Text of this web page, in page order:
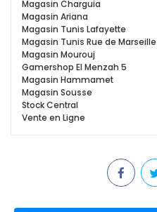
Magasin Charguia
Magasin Ariana
Magasin Tunis Lafayette
Magasin Tunis Rue de Marseille
Magasin Mourouj
Gamershop El Menzah 5
Magasin Hammamet
Magasin Sousse
Stock Central
Vente en Ligne